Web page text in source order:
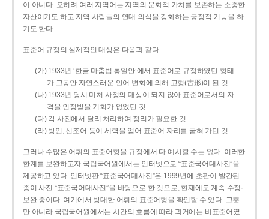
이 아니다. 오히려 여러 지역어는 지역의 문화적 가치를 보존하는 소중한
자산이기도 하고 지역 사람들의 연대 의식을 강화하는 긍정적 기능을 하
기도 한다.
표준어 규정의 실제적인 대상은 다음과 같다.
(가) 1933년 ‘한글 마춤법 통일안’에서 표준어로 규정하였던 형태
가 그동안 자연스러운 언어 변화에 의해 고형(古形)이 된 것
(나) 1933년 당시 미처 사정의 대상이 되지 않아 표준어로서의 자
격을 인정받을 기회가 없었던 것
(다) 각 사전에서 달리 처리하여 정리가 필요한 것
(라) 방언, 신조어 등이 세력을 얻어 표준어 자리를 굳혀 가던 것
그러나 수많은 어휘의 표준어형을 규정에서 다 예시할 수는 없다. 이러한
한계를 보완하고자 국립국어원에서는 인터넷으로 “표준국어대사전”을
제공하고 있다. 인터넷판 “표준국어대사전”은 1999년에 초판이 발간된
종이 사전 “표준국어대사전”을 바탕으로 한 것으로, 현재에도 계속 수정·
보완 중이다. 여기에서 방대한 어휘의 표준어형을 확인할 수 있다. 그뿐
만 아니라 국립국어원에서는 시간의 흐름에 따라 과거에는 비표준어였